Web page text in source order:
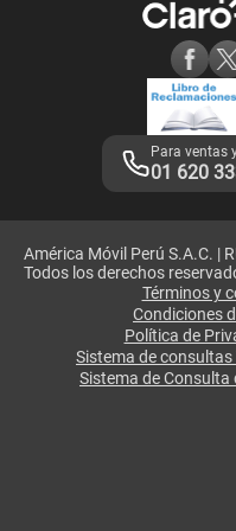
Adquirientes iPhone 6, 6S y
Mensaje de Seguridad
Términos y Condiciones de
Libro de Reclamaciones
Legales de marketplace
Para ventas
01 620
América Móvil Perú S.A.C. |
Todos los derechos
Términos y
Condiciones
Política de
Sistema de
Sistema de Consulta